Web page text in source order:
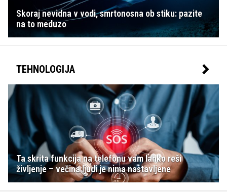
Skoraj nevidna v vodi, smrtonosna ob stiku: pazite
na to meduzo
TEHNOLOGIJA
Ta skrita funkcija na telefonu vam lahko reši
življenje – večina ljudi je nima nastavljene